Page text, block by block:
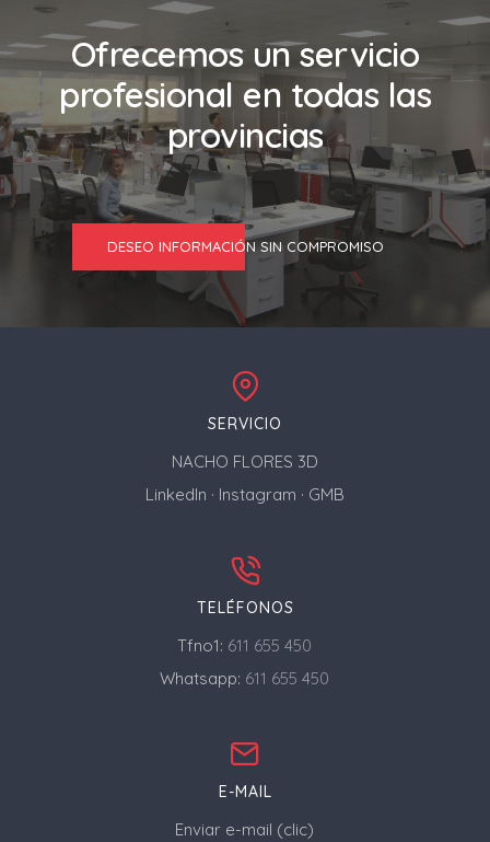
Ofrecemos un servicio
profesional en todas las
provincias
DESEO INFORMACIÓN SIN COMPROMISO
SERVICIO
NACHO FLORES 3D
LinkedIn · Instagram · GMB
TELÉFONOS
Tfno1: 611 655 450
Whatsapp: 611 655 450
E-MAIL
Enviar e-mail (clic)